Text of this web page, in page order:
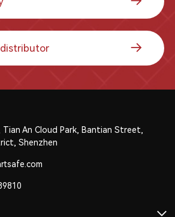
Tian An Cloud Park, Bantian Street,
Shenzhen